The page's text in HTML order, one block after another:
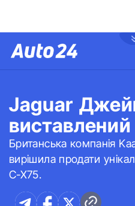
Jaguar
Британська компанія
вирішила продати
C-X75.